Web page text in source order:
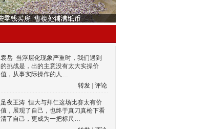
袁岳 当浮层化现象严重时，我们遇到
的挑战是，出的主意没有太大实操价
值，从事实际操作的人…
转发
评论
足夜王涛 恒大与拜仁这场比赛太有价
值，展现了自己，也终于真刀真枪下看
清了自己，更成为一把标尺…